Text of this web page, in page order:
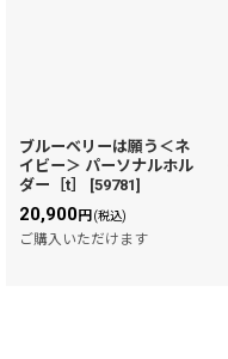
ブルーベリーは願う＜ネ
イビー＞ パーソナルホル
ダー［t］
[59781]
20,900円(税込)
ご購入いただけます